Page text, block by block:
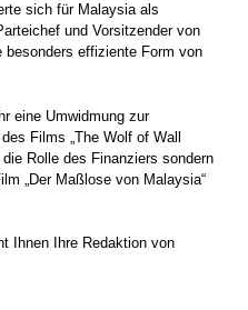
sich für Malaysia als
und Vorsitzender von
besonders effiziente Form von
eine Umwidmung zur
Films „The Wolf of Wall
Rolle des Finanziers sondern
„Der Maßlose von Malaysia“
Ihnen Ihre Redaktion von